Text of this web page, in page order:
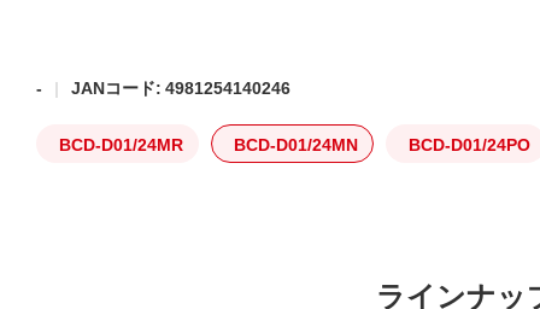
- JANコード: 4981254140246
BCD-D01/24MR BCD-D01/24MN BCD-D01/24PO
ラインナッ